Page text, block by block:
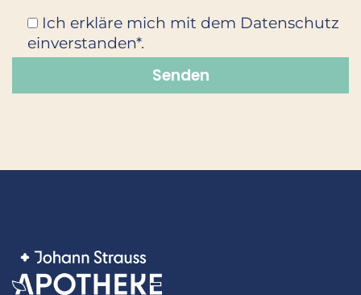
Ich erkläre mich mit dem Datenschutz
einverstanden*.